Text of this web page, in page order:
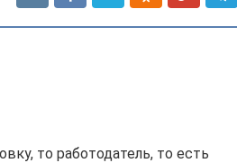
то работодатель, то есть